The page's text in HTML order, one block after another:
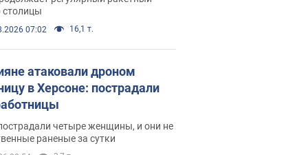
столицы
07:02 16,1 т.
атаковали дроном
в Херсоне: пострадали
четыре женщины, и они не
раненые за сутки